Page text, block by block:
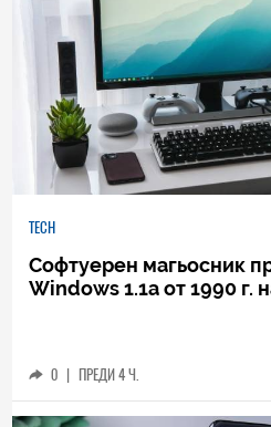
TECH
Софтуерен магьосник
Windows 1.1a от 1990 г.
0 | ПРЕДИ 4 Ч.